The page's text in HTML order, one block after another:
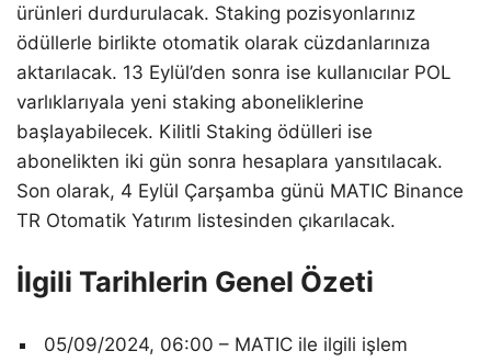
ürünleri durdurulacak. Staking pozisyonlarınız
ödüllerle birlikte otomatik olarak cüzdanlarınıza
aktarılacak. 13 Eylül’den sonra ise kullanıcılar POL
varlıklarıyala yeni staking aboneliklerine
başlayabilecek. Kilitli Staking ödülleri ise
abonelikten iki gün sonra hesaplara yansıtılacak.
Son olarak, 4 Eylül Çarşamba günü MATIC Binance
TR Otomatik Yatırım listesinden çıkarılacak.
İlgili Tarihlerin Genel Özeti
05/09/2024, 06:00 – MATIC ile ilgili işlem